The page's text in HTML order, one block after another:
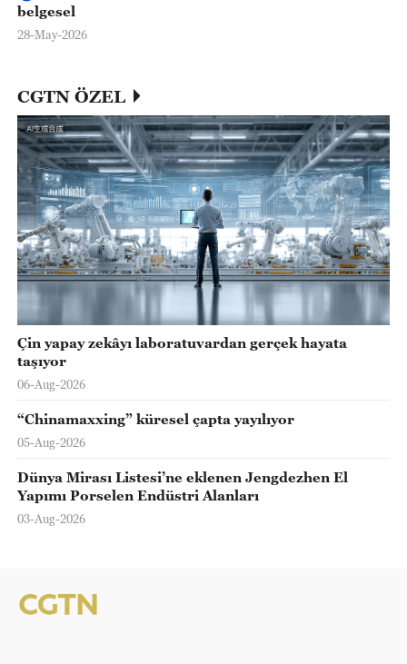
belgesel
28-May-2026
CGTN ÖZEL
Çin yapay zekâyı laboratuvardan gerçek hayata
taşıyor
06-Aug-2026
“Chinamaxxing” küresel çapta yayılıyor
05-Aug-2026
Dünya Mirası Listesi’ne eklenen Jengdezhen El
Yapımı Porselen Endüstri Alanları
03-Aug-2026